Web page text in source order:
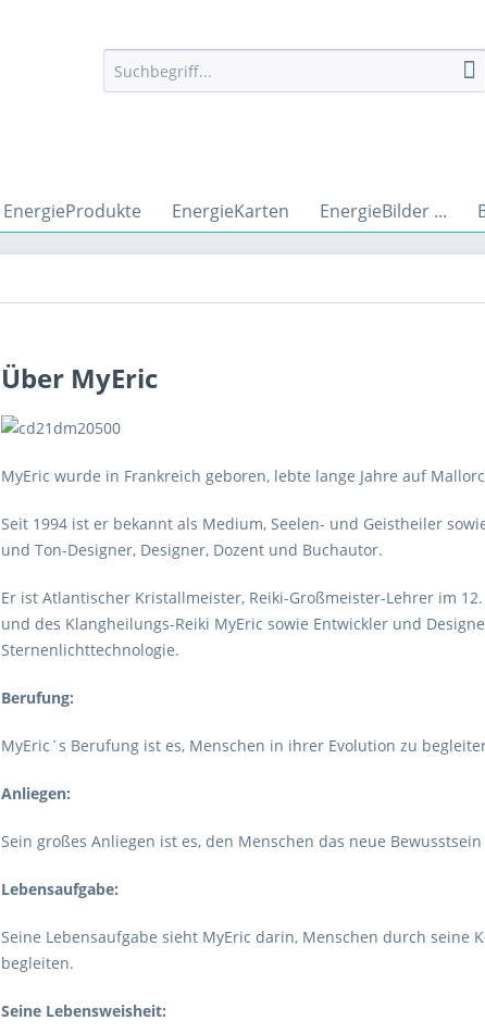
EnergieProdukte EnergieKarten EnergieBilder ...
Über MyEric
MyEric wurde in Frankreich geboren, lebte lange Jahre auf
Seit 1994 ist er bekannt als Medium, Seelen- und Geistheiler
und Ton-Designer, Designer, Dozent und Buchautor.
Er ist Atlantischer Kristallmeister, Reiki-Großmeister-Lehrer im
und des Klangheilungs-Reiki MyEric sowie Entwickler und
Sternenlichttechnologie.
Berufung:
MyEric´s Berufung ist es, Menschen in ihrer Evolution zu
Anliegen:
Sein großes Anliegen ist es, den Menschen das neue
Lebensaufgabe:
Seine Lebensaufgabe sieht MyEric darin, Menschen durch
begleiten.
Seine Lebensweisheit: